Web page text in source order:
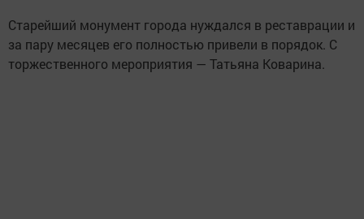
Старейший монумент города нуждался в реставрации и
за пару месяцев его полностью привели в порядок. С
торжественного мероприятия — Татьяна Коварина.